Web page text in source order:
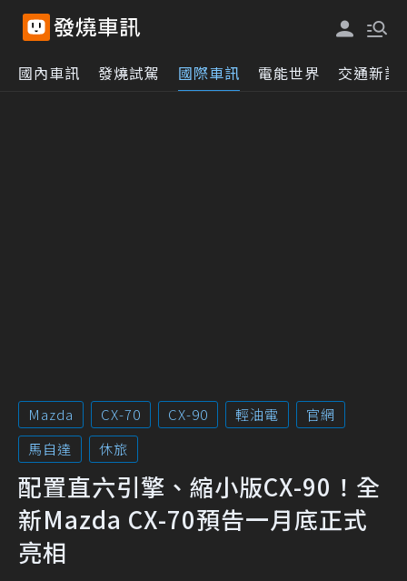
國內車訊 發燒試駕 國際車訊 電能世界 交通新訊
Mazda CX-70 CX-90 輕油電
官網
馬自達
休旅
配置直六引擎、縮小版CX-90！全
新Mazda CX-70預告一月底正式
亮相